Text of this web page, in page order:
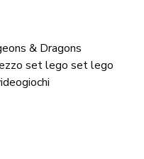
& Dragons
set lego set lego